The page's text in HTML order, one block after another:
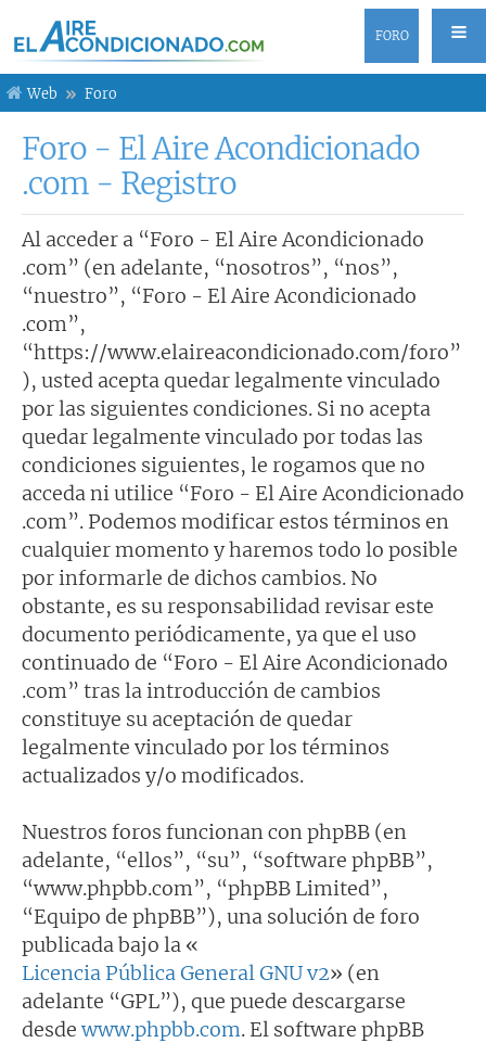
FORO
Web Foro
Foro - El Aire Acondicionado
.com - Registro
Al acceder a “Foro - El Aire Acondicionado
.com” (en adelante, “nosotros”, “nos”,
“nuestro”, “Foro - El Aire Acondicionado
.com”,
“https://www.elaireacondicionado.com/foro”
), usted acepta quedar legalmente vinculado
por las siguientes condiciones. Si no acepta
quedar legalmente vinculado por todas las
condiciones siguientes, le rogamos que no
acceda ni utilice “Foro - El Aire Acondicionado
.com”. Podemos modificar estos términos en
cualquier momento y haremos todo lo posible
por informarle de dichos cambios. No
obstante, es su responsabilidad revisar este
documento periódicamente, ya que el uso
continuado de “Foro - El Aire Acondicionado
.com” tras la introducción de cambios
constituye su aceptación de quedar
legalmente vinculado por los términos
actualizados y/o modificados.
Nuestros foros funcionan con phpBB (en
adelante, “ellos”, “su”, “software phpBB”,
“www.phpbb.com”, “phpBB Limited”,
“Equipo de phpBB”), una solución de foro
publicada bajo la «
Licencia Pública General GNU v2» (en
adelante “GPL”), que puede descargarse
desde www.phpbb.com. El software phpBB